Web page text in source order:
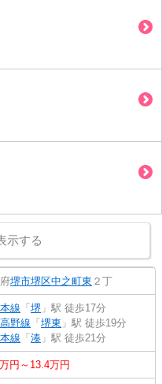
示する
堺市堺区中之町東 ２丁
線 「 堺 」駅 徒歩17分
野線 「 堺東 」駅 徒歩19分
線 「 湊 」駅 徒歩21分
円～13.4万円